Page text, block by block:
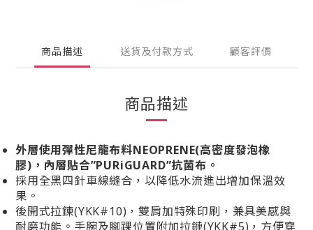
商品描述 送貨及付款方式 顧客評價
商品描述
外層使用彈性尼龍布料NEOPRENE(高密度發泡橡
膠)，內層貼合”PURiGUARD”抗菌布。
採用全黑四針車線縫合，以降低水流進出增加保溫效
果。
後開式拉鍊(YKK#10)，雙肩加特殊印刷，兼具美感與
耐磨功能。手腕及腳踝位置附加拉鏈(YKK#5)，方便穿